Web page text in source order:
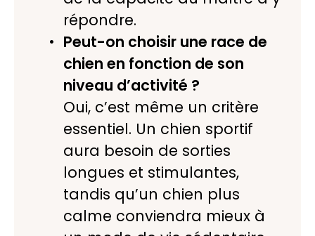
répondre.
Peut-on choisir une race de
chien en fonction de son
niveau d’activité ?
Oui, c’est même un critère
essentiel. Un chien sportif
aura besoin de sorties
longues et stimulantes,
tandis qu’un chien plus
calme conviendra mieux à